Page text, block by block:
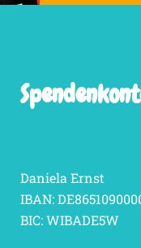
Daniela Ernst
IBAN:
BIC: WIBADE5W